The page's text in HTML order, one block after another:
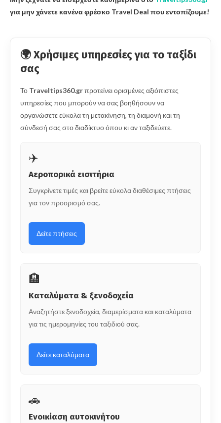
για μην χάνετε κανένα φρέσκο Travel Deal που εντοπίζουμε!
🌍 Χρήσιμες υπηρεσίες για το ταξίδι
σας
Το Traveltips360.grπροτείνει ορισμένες αξιόπιστες
υπηρεσίες που μπορούν να σας βοηθήσουν να
οργανώσετε εύκολα τη μετακίνηση, τη διαμονή και τη
σύνδεσή σας στο διαδίκτυο όπου κι αν ταξιδεύετε.
✈️
Αεροπορικά εισιτήρια
Συγκρίνετε τιμές και βρείτε εύκολα διαθέσιμες πτήσεις
για τον προορισμό σας.
Δείτε πτήσεις
🏨
Καταλύματα & ξενοδοχεία
Αναζητήστε ξενοδοχεία, διαμερίσματα και καταλύματα
για τις ημερομηνίες του ταξιδιού σας.
Δείτε καταλύματα
🚗
Ενοικίαση αυτοκινήτου